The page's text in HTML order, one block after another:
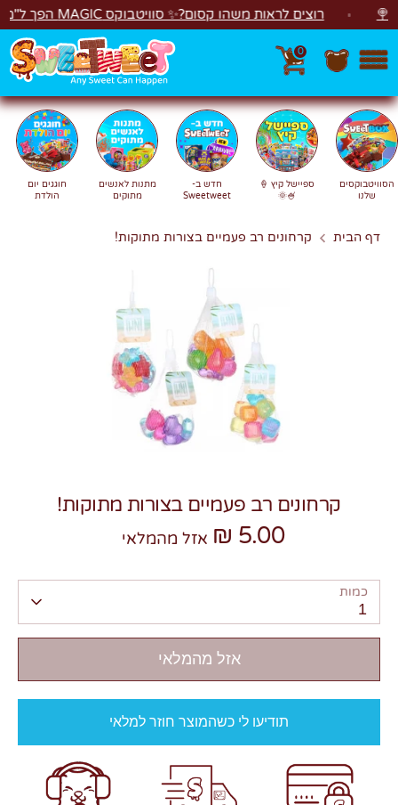
דלג רוצים לראות משהו קסום?✨ סוויטבוקס MAGIC הפך ל"מכונת משחקים"! 🎁🕹️
0
חפשחיפוש
הסוויטבוקסים
שלנו
ספיישל קיץ 🍦
🍧🌞
חדש ב-
Sweetweet
מתנות לאנשים
מתוקים
חוגגים יום
הולדת
דף הבית קרחונים רב פעמיים בצורות מתוקות!
קרחונים רב פעמיים בצורות מתוקות!
5.00 ₪ אזל מהמלאי
כמות
1
אזל מהמלאי
תודיעו לי כשהמוצר חוזר למלאי